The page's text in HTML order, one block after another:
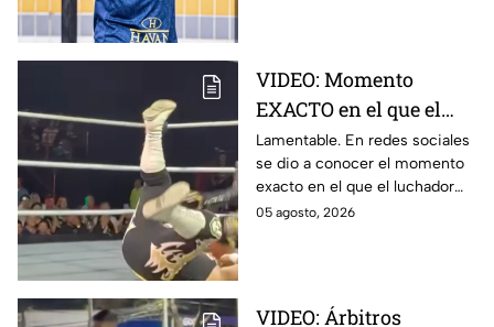
VIDEO: Momento
EXACTO en el que el
luchador Emperador
Azteca sufre GRAVE
LESIÓN
Lamentable. En redes sociales
se dio a conocer el momento
exacto en el que el luchador
Emperador Azteca sufre una
05 agosto, 2026
VIDEO: Árbitros